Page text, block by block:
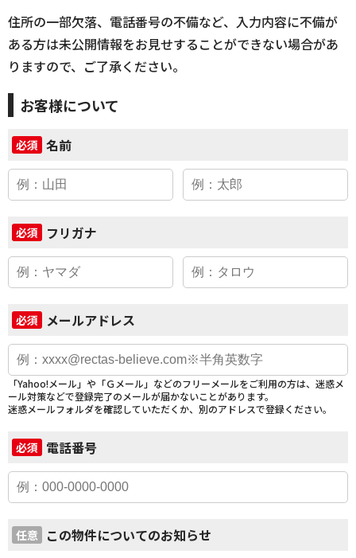
住所の一部欠落、電話番号の不備など、入力内容に不備が
ある方は未公開情報をお見せすることができない場合があ
りますので、ご了承ください。
お客様について
必須 名前
必須 フリガナ
必須 メールアドレス
「Yahoo!メール」や「Ｇメール」などのフリーメールをご利用の方は、迷惑メ
ール対策などで登録完了のメールが届かないことがあります。
迷惑メールフォルダを確認していただくか、別のアドレスで登録ください。
必須 電話番号
任意 この物件についてのお知らせ